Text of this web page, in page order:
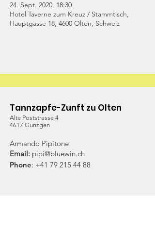
24. Sept. 2020, 18:30
Hotel Taverne zum Kreuz / Stammtisch,
Hauptgasse 18, 4600 Olten, Schweiz
Tannzapfe-Zunft zu Olten
Alte Poststrasse 4
4617 Gunzgen
Armando Pipitone
Email: pipi@bluewin.ch
Phone: +41 79 215 44 88